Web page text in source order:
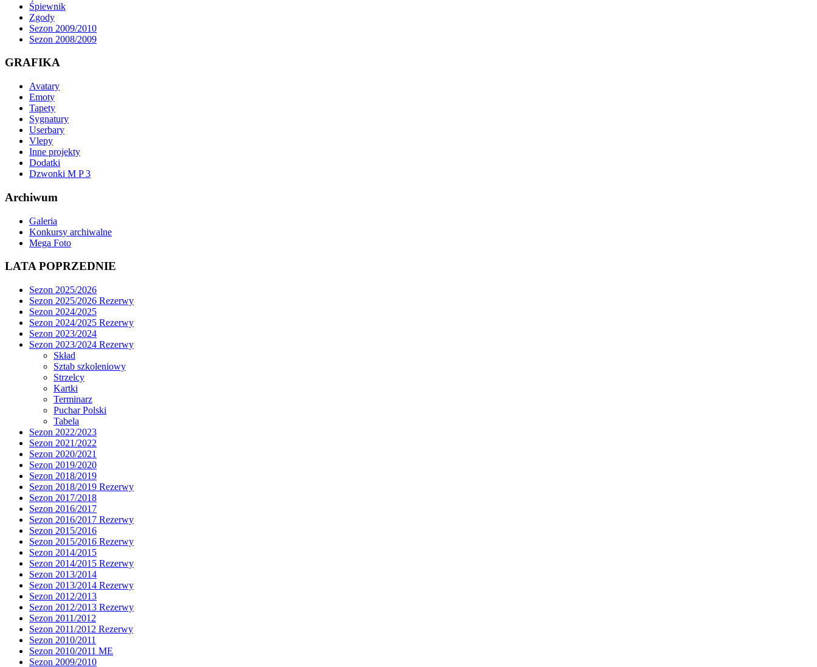
Śpiewnik
Zgody
Sezon 2009/2010
Sezon 2008/2009
GRAFIKA
Avatary
Emoty
Tapety
Sygnatury
Userbary
Vlepy
Inne projekty
Dodatki
Dzwonki M P 3
Archiwum
Galeria
Konkursy archiwalne
Mega Foto
LATA POPRZEDNIE
Sezon 2025/2026
Sezon 2025/2026 Rezerwy
Sezon 2024/2025
Sezon 2024/2025 Rezerwy
Sezon 2023/2024
Sezon 2023/2024 Rezerwy
Skład
Sztab szkoleniowy
Strzelcy
Kartki
Terminarz
Puchar Polski
Tabela
Sezon 2022/2023
Sezon 2021/2022
Sezon 2020/2021
Sezon 2019/2020
Sezon 2018/2019
Sezon 2018/2019 Rezerwy
Sezon 2017/2018
Sezon 2016/2017
Sezon 2016/2017 Rezerwy
Sezon 2015/2016
Sezon 2015/2016 Rezerwy
Sezon 2014/2015
Sezon 2014/2015 Rezerwy
Sezon 2013/2014
Sezon 2013/2014 Rezerwy
Sezon 2012/2013
Sezon 2012/2013 Rezerwy
Sezon 2011/2012
Sezon 2011/2012 Rezerwy
Sezon 2010/2011
Sezon 2010/2011 ME
Sezon 2009/2010